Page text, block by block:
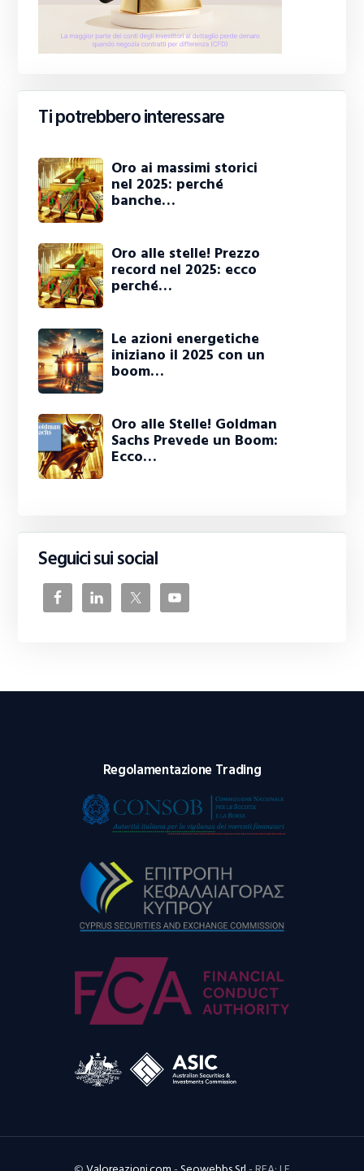
Ti potrebbero interessare
Oro ai massimi storici
nel 2025: perché
banche…
Oro alle stelle! Prezzo
record nel 2025: ecco
perché…
Le azioni energetiche
iniziano il 2025 con un
boom…
Oro alle Stelle! Goldman
Sachs Prevede un Boom:
Ecco…
Seguici sui social
Regolamentazione Trading